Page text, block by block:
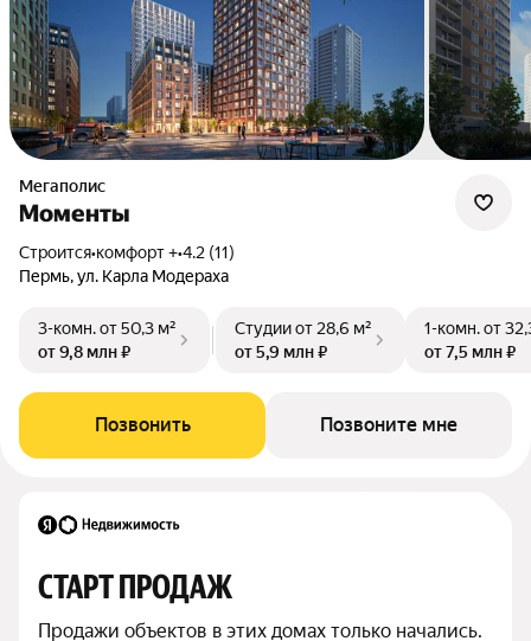
Мегаполис
Моменты
Строится•комфорт +•4.2 (11)
Пермь, ул. Карла Модераха
3-комн.от 50,3 м²
от 9,8 млн ₽
Студииот 28,6 м²
от 5,9 млн ₽
1-комн.от
от 7,5 млн ₽
Позвонить Позвоните мне
СТАРТ ПРОДАЖ
Продажи объектов в этих домах только начались.